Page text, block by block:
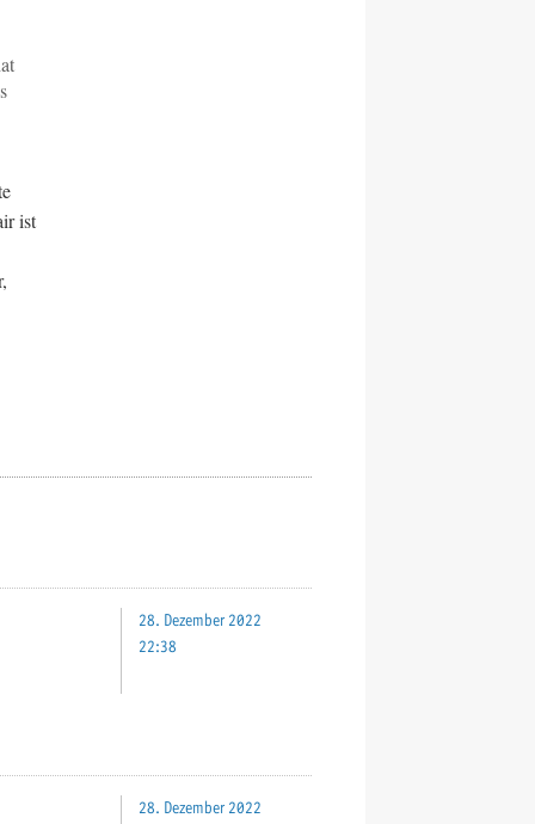
ist
28. Dezember 2022
22:38
28. Dezember 2022